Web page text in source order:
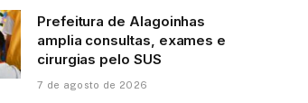
Prefeitura de Alagoinhas
amplia consultas, exames e
cirurgias pelo SUS
7 de agosto de 2026